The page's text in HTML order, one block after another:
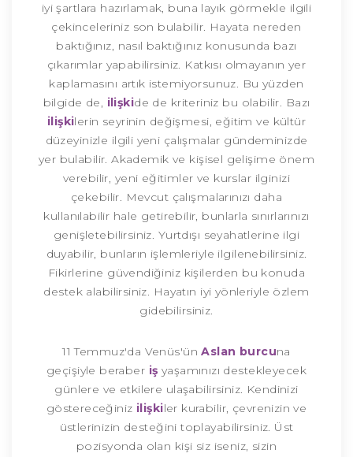
iyi şartlara hazırlamak, buna layık görmekle ilgili
çekinceleriniz son bulabilir. Hayata nereden
baktığınız, nasıl baktığınız konusunda bazı
çıkarımlar yapabilirsiniz. Katkısı olmayanın yer
kaplamasını artık istemiyorsunuz. Bu yüzden
bilgide de, ilişkide de kriteriniz bu olabilir. Bazı
ilişkilerin seyrinin değişmesi, eğitim ve kültür
düzeyinizle ilgili yeni çalışmalar gündeminizde
yer bulabilir. Akademik ve kişisel gelişime önem
verebilir, yeni eğitimler ve kurslar ilginizi
çekebilir. Mevcut çalışmalarınızı daha
kullanılabilir hale getirebilir, bunlarla sınırlarınızı
genişletebilirsiniz. Yurtdışı seyahatlerine ilgi
duyabilir, bunların işlemleriyle ilgilenebilirsiniz.
Fikirlerine güvendiğiniz kişilerden bu konuda
destek alabilirsiniz. Hayatın iyi yönleriyle özlem
gidebilirsiniz.
11 Temmuz'da Venüs'ünAslan burcuna
geçişiyle beraber iş yaşamınızı destekleyecek
günlere ve etkilere ulaşabilirsiniz. Kendinizi
göstereceğiniz ilişkiler kurabilir, çevrenizin ve
üstlerinizin desteğini toplayabilirsiniz. Üst
pozisyonda olan kişi siz iseniz, sizin